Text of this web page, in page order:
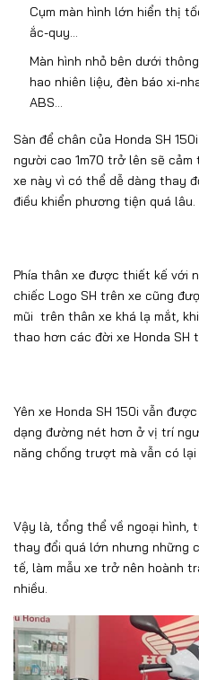
Cụm màn hình lớn hiển thị
ắc-quy…
Màn hình nhỏ bên dưới
hao nhiên liệu, đèn báo xi-
ABS…
Sàn để chân của Honda SH
người cao 1m70 trở lên sẽ cảm
xe này vì có thể dễ dàng thay
điều khiển phương tiện quá lâu.
Phía thân xe được thiết kế với
chiếc Logo SH trên xe cũng
mũi trên thân xe khá lạ mắt,
thao hơn các đời xe Honda SH
Yên xe Honda SH 150i vẫn
dạng đường nét hơn ở vị trí
năng chống trượt mà vẫn có lại
Vậy là, tổng thể về ngoại hình,
thay đổi quá lớn nhưng những
tế, làm mẫu xe trở nên hoành
nhiều.